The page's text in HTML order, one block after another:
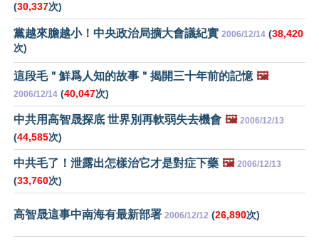
(30,337次)
黨越來膽越小！中央政治局擴大會議紀實 2006/12/14 (38,420
次)
這段毛＂鮮爲人知的故事＂揭開三十年前的記憶 🖼️
2006/12/14 (40,047次)
中共用高智晟探底 世界別再軟弱失去機會 🖼️ 2006/12/13
(44,585次)
中共毛了！泄露出怎樣治它才是對症下藥 🖼️ 2006/12/13
(33,760次)
高智晟這事中南海有最新部署 2006/12/12 (26,890次)